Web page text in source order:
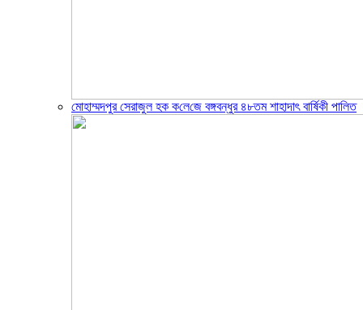
মোহাম্মদপুর সেরাজুল হক ক‌লে‌জে বঙ্গবন্ধুর ৪৮তম শাহাদাৎ বা‌র্ষিকী পা‌লিত